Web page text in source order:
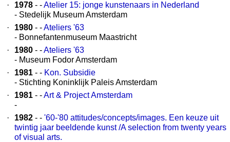
·
1978 - -Atelier 15: jonge kunstenaars in Nederland
- Stedelijk Museum Amsterdam
·
1980 - -Ateliers '63
- Bonnefantenmuseum Maastricht
·
1980 - -Ateliers '63
- Museum Fodor Amsterdam
·
1981 - - Kon. Subsidie
- Stichting Koninklijk Paleis Amsterdam
·
1981 - -Art & Project Amsterdam
-
·
1982 - - '60-'80 attitudes/concepts/images. Een keuze uit
twintig jaar beeldende kunst /A selection from twenty years
of visual arts.